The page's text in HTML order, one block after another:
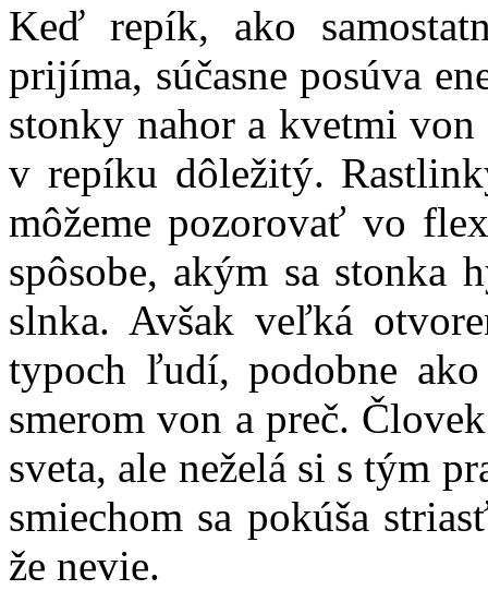
Keď repík, ako
prijíma, súčasne posúva
stonky nahor a kvetmi
v repíku dôležitý.
môžeme pozorovať vo
spôsobe, akým sa stonka
slnka. Avšak veľká
typoch ľudí, podobne
smerom von a preč.
sveta, ale neželá si s tým
smiechom sa pokúša
že nevie.